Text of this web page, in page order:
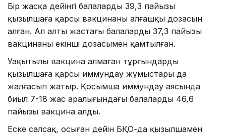
Бір жасқа дейінгі балалардың 39,3 пайызы
қызылшаға қарсы вакцинаның алғашқы дозасын
алған. Ал алты жастағы балалардың 37,3 пайызы
вакцинаның екінші дозасымен қамтылған.
Уақытылы вакцина алмаған тұрғындарды
қызылшаға қарсы иммундау жұмыстары да
жалғасып жатыр. Қосымша иммундау аясында
биыл 7-18 жас аралығындағы балалардың 46,6
пайызы вакцина алды.
Еске салсақ, осыған дейін БҚО-да қызылшамен